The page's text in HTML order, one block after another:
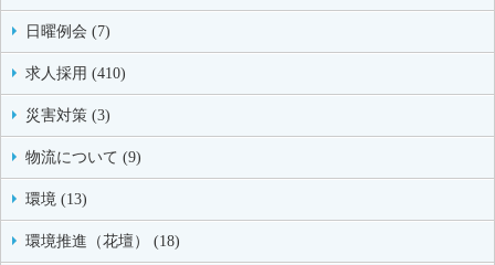
日曜例会 (7)
求人採用 (410)
災害対策 (3)
物流について (9)
環境 (13)
環境推進（花壇） (18)